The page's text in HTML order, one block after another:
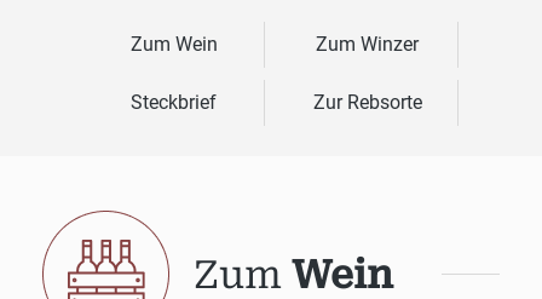
Zum Wein Zum Winzer
Steckbrief Zur Rebsorte
Zum Wein